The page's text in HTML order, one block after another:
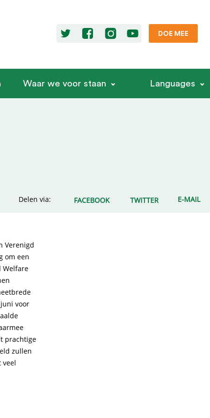
DOE MEE
Waar we voor staan Languages
Delen via: FACEBOOK TWITTER E-MAIL
Verenigd
om een
Welfare
voor
prachtige
zullen
veel